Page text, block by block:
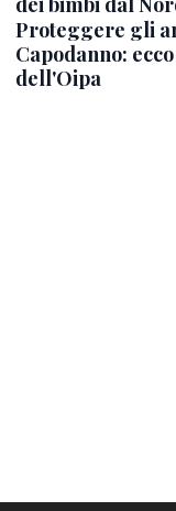
Proteggere gli
Capodanno:
dell'Oipa